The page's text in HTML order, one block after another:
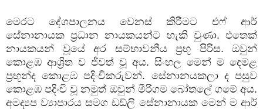
මෙරට දේශපාලනය වෙනස් කිරීමට එෆ් ආර්
සේනානායක ප්‍රධාන නායකයන්ට හැකි වුණා. එතෙක්
නායකයන් වූයේ අර සම්භාවනීය ප්‍රභූ පිරිස. ඔවුන්
කොළඹ ආශ්‍රිත ව ජීවත් වූ අය. සිංහල මෙන් ම දෙමළ
ප්‍රභූන්ද කොළඹ පදිංචිකරුවන්. සේනානයකලා ද පසුව
කොළඹ පදිංචි වූ නමුත් ඔවුන් මීරිගම බෝතලේ ගමේ අය.
අමද්‍යප ව්‍යාපාරය සමග ඩඩ්ලි සේනානායක මෙන් ම ආර්